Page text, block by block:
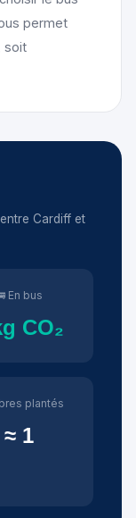
permet
soit
Cardiff et
En bus
CO₂
plantés
≈ 1